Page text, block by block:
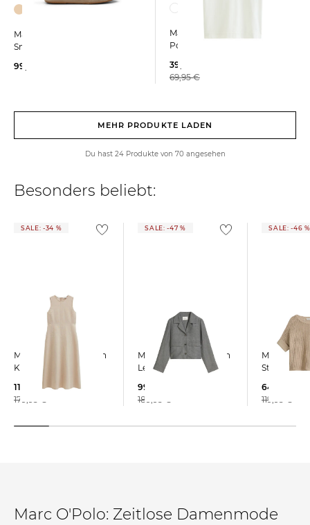
Marc O'Polo | Damen
Sneaker LOLA
99,95 €
Marc O'Polo | Damen
Poloshirt
39,49 €
69,95 €
MEHR PRODUKTE LADEN
Du hast 24 Produkte von 70 angesehen
Besonders beliebt:
SALE: -34 %
Marc O'Polo | Damen
Kleid
118,55 €
179,95 €
SALE: -47 %
Marc O'Polo | Damen
Leinenjacke
99,95 €
189,95 €
SALE: -46 %
Marc O'Polo |
64,19 €
119,95 €
Marc O'Polo: Zeitlose Damenmode